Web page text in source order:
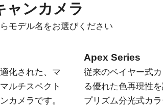
ャンカメラ
モデル名をお選びください
化された、マ
ルチスペクト
カメラです。
Apex Series
従来のベイヤー式
る優れた色再現性
プリズム分光式カ